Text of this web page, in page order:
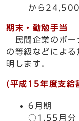
から
期末・勤勉手当
民間企業のボー
の等級などによ
明します。
(平成15年度支給
6月期
○1.55月分